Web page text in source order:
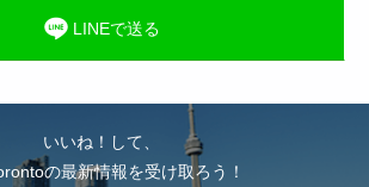
LINEで送る
いいね！して、
の最新情報を受け取ろう！